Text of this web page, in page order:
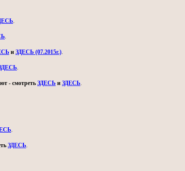
.
.
и ЗДЕСЬ (07.2015г.).
.
- смотреть ЗДЕСЬ и ЗДЕСЬ.
.
ЗДЕСЬ.